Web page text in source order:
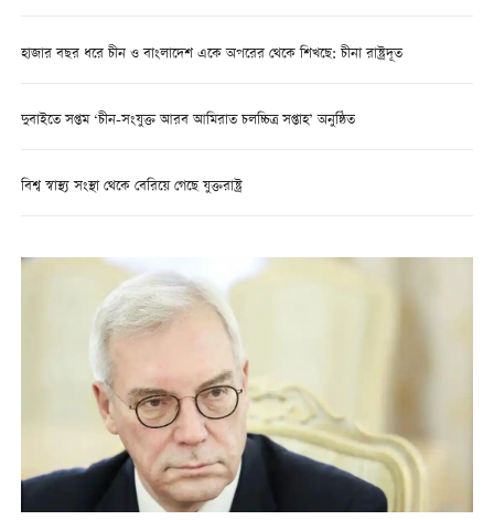
হাজার বছর ধরে চীন ও বাংলাদেশ একে অপরের থেকে শিখছে: চীনা রাষ্ট্রদূত
দুবাইতে সপ্তম ‘চীন-সংযুক্ত আরব আমিরাত চলচ্চিত্র সপ্তাহ’ অনুষ্ঠিত
বিশ্ব স্বাস্থ্য সংস্থা থেকে বেরিয়ে গেছে যুক্তরাষ্ট্র